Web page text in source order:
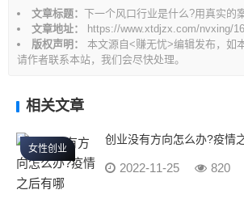
文章标题： 下一个风口行业是什么?用真实的
文章地址：
https://www.xtdjzx.com/nvxing/
版权声明：
本文源自<赚无忧>编辑发布，如
请作者联系本站，我们会尽快处理。
相关文章
女性创业
创业没有方向怎么办?疫情
2022-11-25 820